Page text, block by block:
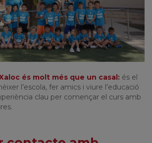
és molt més que un casal: és el
l’escola, fer amics i viure l’educació
clau per començar el curs amb